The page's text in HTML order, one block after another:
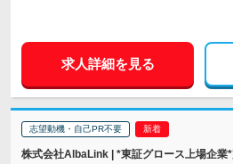
求人詳細を見る
志望動機・自己PR不要
株式会社AlbaLink | *東証グロース上場企